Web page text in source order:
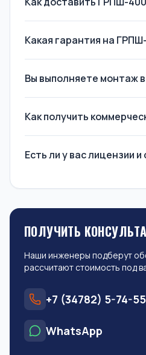
Какая гарантия на
Вы выполняете монтаж
Как получить
Есть ли у вас лицензии
ПОЛУЧИТЬ
Наши инженеры подберут
рассчитают стоимость под
+7 (34782) 5-74-55
WhatsApp